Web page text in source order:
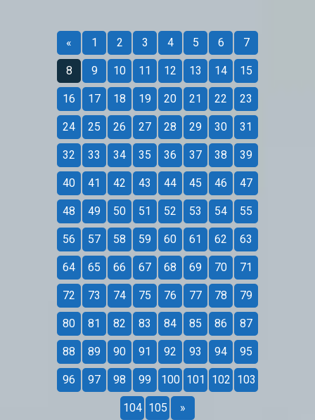
« 1 2 3 4 5 6 7
8 9 10 11 12 13 14 15
16 17 18 19 20 21 22 23
24 25 26 27 28 29 30 31
32 33 34 35 36 37 38 39
40 41 42 43 44 45 46 47
48 49 50 51 52 53 54 55
56 57 58 59 60 61 62 63
64 65 66 67 68 69 70 71
72 73 74 75 76 77 78 79
80 81 82 83 84 85 86 87
88 89 90 91 92 93 94 95
96 97 98 99 100 101 102 103
104 105 »